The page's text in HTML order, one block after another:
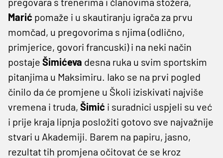
Marić pomaže i u skautiranju igrača za prvu
momčad, u pregovorima s njima (odlično,
primjerice, govori francuski) i na neki način
postaje Šimićeva desna ruka u svim sportskim
pitanjima u Maksimiru. Iako se na prvi pogled
činilo da će promjene u Školi iziskivati najviše
vremena i truda, Šimić i suradnici uspjeli su već
i prije kraja lipnja posložiti gotovo sve najvažnije
stvari u Akademiji. Barem na papiru, jasno,
rezultat tih promjena očitovat će se kroz